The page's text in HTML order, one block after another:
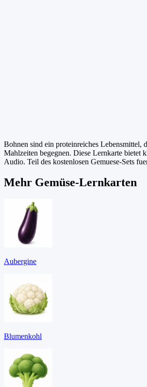
Bohnen sind ein proteinreiches Lebensmittel,
Mahlzeiten begegnen. Diese Lernkarte bietet
Audio. Teil des kostenlosen Gemuese-Sets
Mehr Gemüse-Lernkarten
Aubergine
Blumenkohl